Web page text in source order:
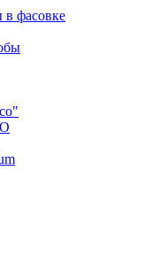
фасовке